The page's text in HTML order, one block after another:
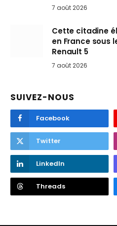
7 août 2026
Cette citadine
en France sous
Renault 5
7 août 2026
SUIVEZ-NOUS
Facebook
Twitter
LinkedIn
Threads